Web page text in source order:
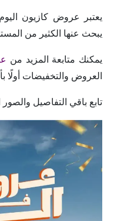
يعتبر عروض كازيون
يبحث عنها الكثير من
يمكنك متابعة المزيد من
العروض والتخفيضات أولًا
تابع باقي التفاصيل